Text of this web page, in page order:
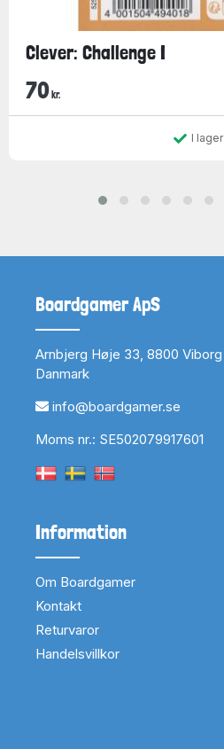
Clever: Challenge I
70 kr.
I lager
Boardgamer ApS
Arnbjerg Høje 33, 8800 Viborg
Danmark
info@boardgamer.se
Moms nr.: SE502079917601
Information
Om Boardgamer
Kontakt
Returvaror
Handelsvillkor